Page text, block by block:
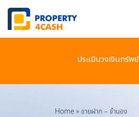
ประเมินวงเงินทรัพย์
Home » ขายฝาก – จำนอง